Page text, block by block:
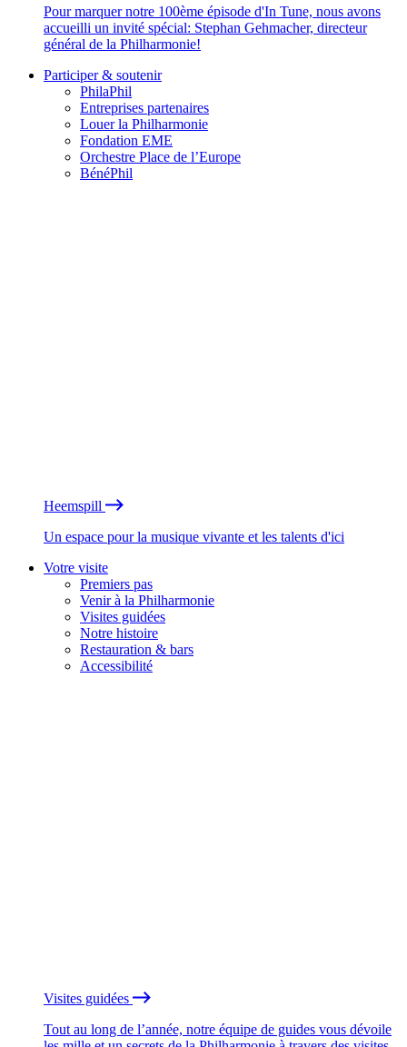
Pour marquer notre 100ème épisode d'In Tune, nous avons
accueilli un invité spécial: Stephan Gehmacher, directeur
général de la Philharmonie!
Participer & soutenir
PhilaPhil
Entreprises partenaires
Louer la Philharmonie
Fondation EME
Orchestre Place de l’Europe
BénéPhil
Heemspill
Un espace pour la musique vivante et les talents d'ici
Votre visite
Premiers pas
Venir à la Philharmonie
Visites guidées
Notre histoire
Restauration & bars
Accessibilité
Visites guidées
Tout au long de l’année, notre équipe de guides vous dévoile